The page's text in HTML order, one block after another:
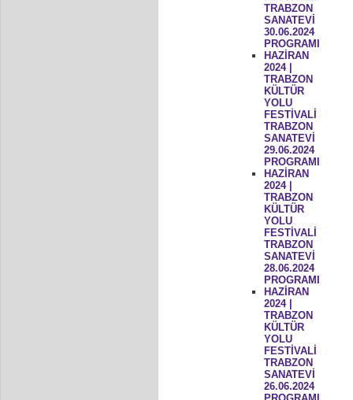
TRABZON
SANATEVİ
30.06.2024
PROGRAMI
HAZİRAN
2024 |
TRABZON
KÜLTÜR
YOLU
FESTİVALİ
TRABZON
SANATEVİ
29.06.2024
PROGRAMI
HAZİRAN
2024 |
TRABZON
KÜLTÜR
YOLU
FESTİVALİ
TRABZON
SANATEVİ
28.06.2024
PROGRAMI
HAZİRAN
2024 |
TRABZON
KÜLTÜR
YOLU
FESTİVALİ
TRABZON
SANATEVİ
26.06.2024